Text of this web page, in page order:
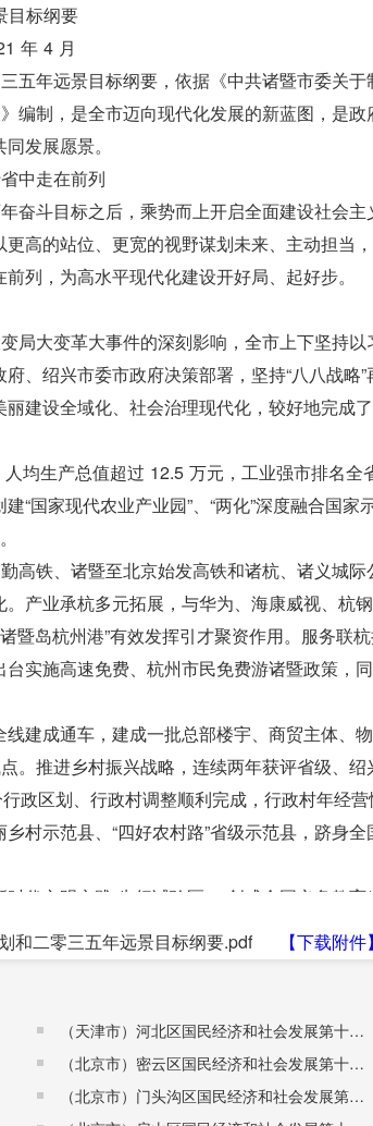
目标纲要
年 4 月
五年远景目标纲要，依据《中共诸暨市委关于
编制，是全市迈向现代化发展的新蓝图，是
发展愿景。
中走在前列
奋斗目标之后，乘势而上开启全面建设社会
高的站位、更宽的视野谋划未来、主动担当
列，为高水平现代化建设开好局、起好步。
局大变革大事件的深刻影响，全市上下坚持以
、绍兴市委市政府决策部署，坚持“八八战略
建设全域化、社会治理现代化，较好地完成了
均生产总值超过 12.5 万元，工业强市排名全
“国家现代农业产业园”、“两化”深度融合国家
高铁、诸暨至北京始发高铁和诸杭、诸义城际
产业承杭多元拓展，与华为、海康威视、杭
暨岛杭州港”有效发挥引才聚资作用。服务联
实施高速免费、杭州市民免费游诸暨政策，
建成通车，建成一批总部楼宇、商贸主体、
。推进乡村振兴战略，连续两年获评省级、
政区划、行政村调整顺利完成，行政村年经
村示范县、“四好农村路”省级示范县，跻身全
代文明实践“先行试验区”。创成全国义务教育
适应的医疗卫生健康服务体系，“新冠”疫情防
通跨省异地就医直接结算。农村居民人均可
面小康指数提升至全国百强县第 10 位。
年为优，创成国家生态文明建设示范市、国家
）。“五星达标、 3A 争创”成效彰显，形成了
和二零三五年远景目标纲要.pdf 【下载附件】
（天津市）河北区国民经济和社会发展第十五个五年规划纲要
（北京市）密云区国民经济和社会发展第十五个五年规划纲要
（北京市）门头沟区国民经济和社会发展第十五个五年规划纲要